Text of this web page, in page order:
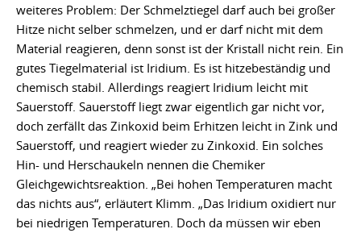
weiteres Problem: Der Schmelztiegel darf auch bei großer
Hitze nicht selber schmelzen, und er darf nicht mit dem
Material reagieren, denn sonst ist der Kristall nicht rein. Ein
gutes Tiegelmaterial ist Iridium. Es ist hitzebeständig und
chemisch stabil. Allerdings reagiert Iridium leicht mit
Sauerstoff. Sauerstoff liegt zwar eigentlich gar nicht vor,
doch zerfällt das Zinkoxid beim Erhitzen leicht in Zink und
Sauerstoff, und reagiert wieder zu Zinkoxid. Ein solches
Hin- und Herschaukeln nennen die Chemiker
Gleichgewichtsreaktion. „Bei hohen Temperaturen macht
das nichts aus“, erläutert Klimm. „Das Iridium oxidiert nur
bei niedrigen Temperaturen. Doch da müssen wir eben